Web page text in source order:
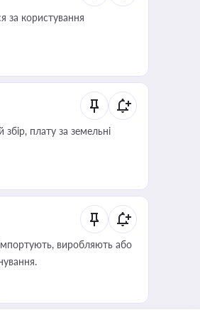
за користування
плату за земельні
виробляють або